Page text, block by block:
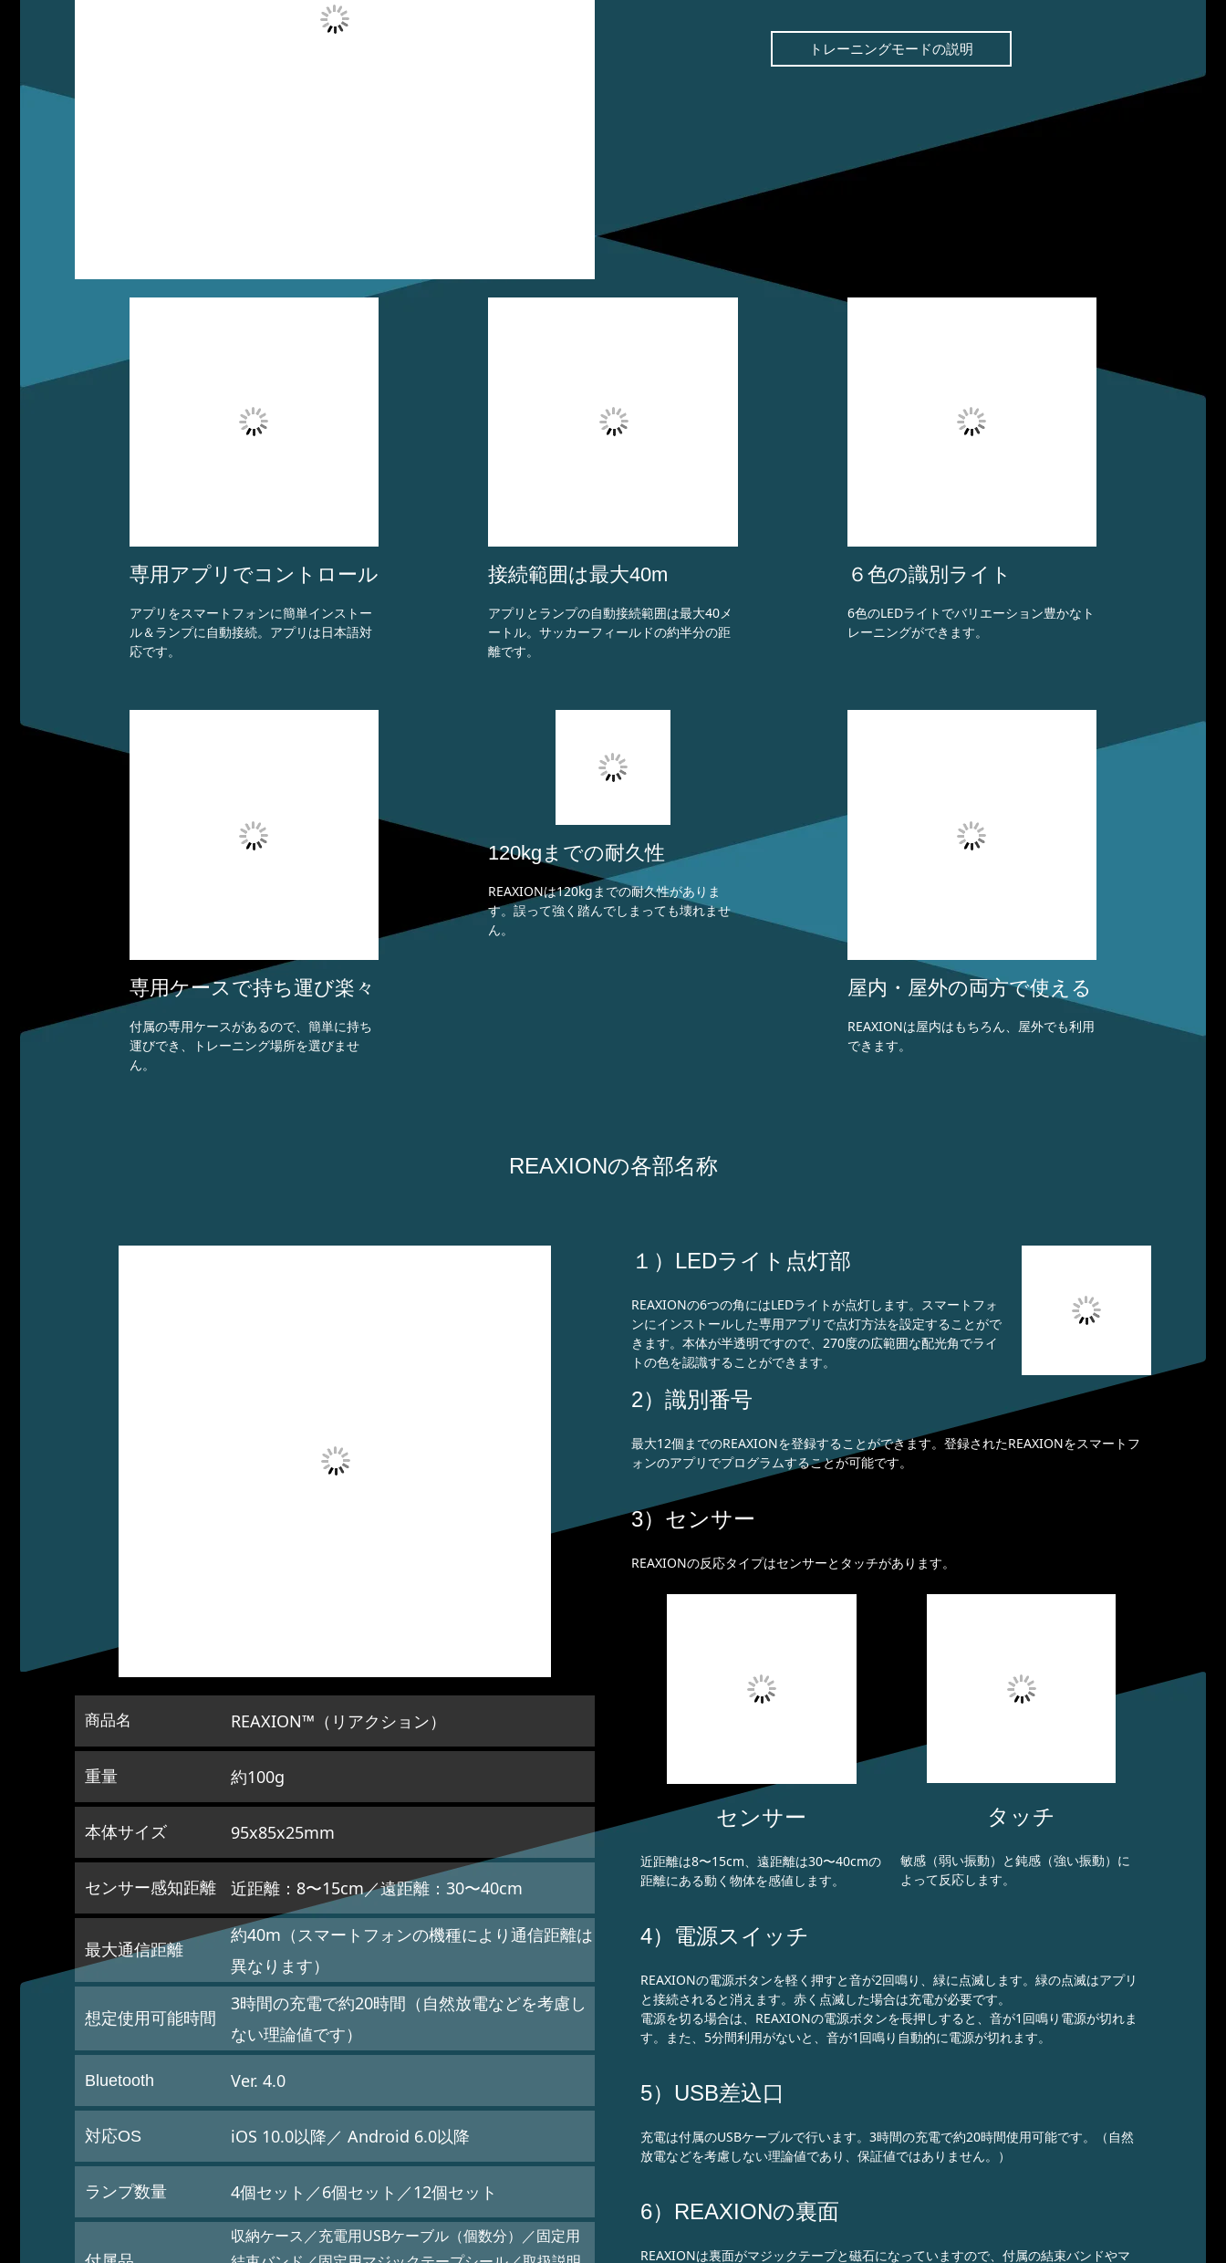
トレーニングモードの説明
専用アプリでコントロール
アプリをスマートフォンに簡単インストー
ル＆ランプに自動接続。アプリは日本語対
応です。
接続範囲は最大40m
アプリとランプの自動接続範囲は最大40メ
ートル。サッカーフィールドの約半分の距
離です。
６色の識別ライト
6色のLEDライトでバリエーション豊かなト
レーニングができます。
専用ケースで持ち運び楽々
付属の専用ケースがあるので、簡単に持ち
運びでき、トレーニング場所を選びませ
ん。
120kgまでの耐久性
REAXIONは120kgまでの耐久性がありま
す。誤って強く踏んでしまっても壊れませ
ん。
屋内・屋外の両方で使える
REAXIONは屋内はもちろん、屋外でも利用
できます。
REAXIONの各部名称
商品名 REAXION™️（リアクション）
重量 約100g
本体サイズ 95x85x25mm
センサー感知距離 近距離：8〜15cm／遠距離：30〜40cm
最大通信距離
約40m（スマートフォンの機種により通信距離は
異なります）​
想定使用可能時間
3時間の充電で約20時間（自然放電などを考慮し
ない理論値です）​
Bluetooth Ver. 4.0
対応OS iOS 10.0以降／ Android 6.0以降
ランプ数量 4個セット／6個セット／12個セット
収納ケース／充電用USBケーブル（個数分）／固定用
１）LEDライト点灯部
REAXIONの6つの角にはLEDライトが点灯します。スマートフォ
ンにインストールした専用アプリで点灯方法を設定することがで
きます。本体が半透明ですので、270度の広範囲な配光角でライ
トの色を認識することができます。
2）識別番号
最大12個までのREAXIONを登録することができます。登録されたREAXIONをスマートフ
ォンのアプリでプログラムすることが可能です。
3）センサー
REAXIONの反応タイプはセンサーとタッチがあります。
センサー
近距離は8〜15cm、遠距離は30〜40cmの
距離にある動く物体を感値します。
タッチ
敏感（弱い振動）と鈍感（強い振動）に
よって反応します。
4）電源スイッチ
REAXIONの電源ボタンを軽く押すと音が2回鳴り、緑に点滅します。緑の点滅はアプリ
と接続されると消えます。赤く点滅した場合は充電が必要です。
電源を切る場合は、REAXIONの電源ボタンを長押しすると、音が1回鳴り電源が切れま
す。また、5分間利用がないと、音が1回鳴り自動的に電源が切れます。
5）USB差込口
充電は付属のUSBケーブルで行います。3時間の充電で約20時間使用可能です。（自然
放電などを考慮しない理論値であり、保証値ではありません。）
6）REAXIONの裏面
REAXIONは裏面がマジックテープと磁石になっていますので、付属の結束バンドやマ